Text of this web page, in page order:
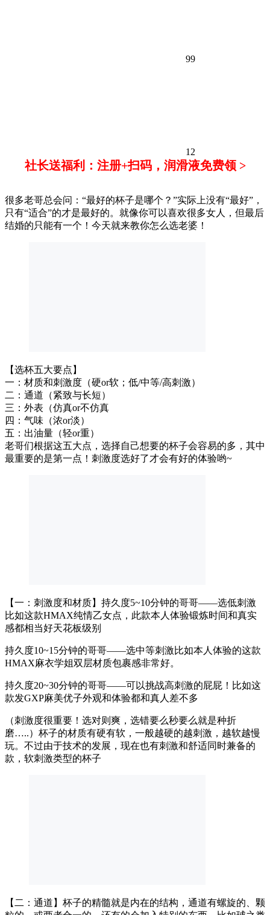
99
12
社长送福利：注册+扫码，润滑液免费领 >
很多老哥总会问：“最好的杯子是哪个？”实际上没有“最好”，
只有“适合”的才是最好的。就像你可以喜欢很多女人，但最后
结婚的只能有一个！今天就来教你怎么选老婆！
【选杯五大要点】
一：材质和刺激度（硬or软；低/中等/高刺激）
二：通道（紧致与长短）
三：外表（仿真or不仿真
四：气味（浓or淡）
五：出油量（轻or重）
老哥们根据这五大点，选择自己想要的杯子会容易的多，其中
最重要的是第一点！刺激度选好了才会有好的体验哟~
【一：刺激度和材质】持久度5~10分钟的哥哥——选低刺激
比如这款HMAX纯情乙女点，此款本人体验锻炼时间和真实
感都相当好天花板级别
持久度10~15分钟的哥哥——选中等刺激比如本人体验的这款
HMAX麻衣学姐双层材质包裹感非常好。
持久度20~30分钟的哥哥——可以挑战高刺激的屁屁！比如这
款发GXP麻美优子外观和体验都和真人差不多
（刺激度很重要！选对则爽，选错要么秒要么就是种折
磨…..）杯子的材质有硬有软，一般越硬的越刺激，越软越慢
玩。不过由于技术的发展，现在也有刺激和舒适同时兼备的
款，软刺激类型的杯子
【二：通道】杯子的精髓就是内在的结构，通道有螺旋的、颗